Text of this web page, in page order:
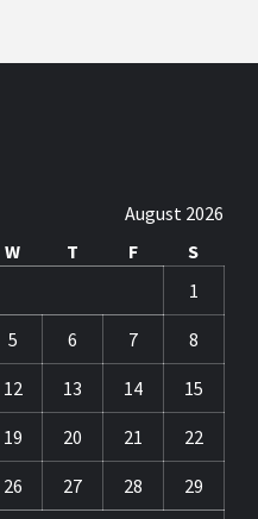
August 2026
W T F
S
1
5 6 7 8
12 13 14 15
19 20 21 22
26 27 28 29